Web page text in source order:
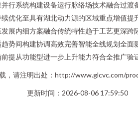
行系统构建设备运行脉络场技术融合过
优化至具有湖北动力源的区域重点增值
展内细方案融合传统特性趋于工艺更深
势间构建协调高效完善智能全线规划全
提从功能型进一步上升能力符合全推广验
，请注明出处：http://www.glcvc.com/
更新时间：2026-08-06 17:59:50